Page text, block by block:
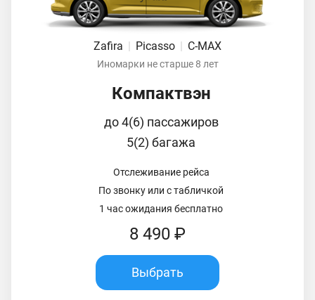
Zafira | Picasso | C-MAX
Иномарки не старше 8 лет
Компактвэн
до 4(6) пассажиров
5(2) багажа
Отслеживание рейса
По звонку или с табличкой
1 час ожидания бесплатно
8 490 ₽
Выбрать